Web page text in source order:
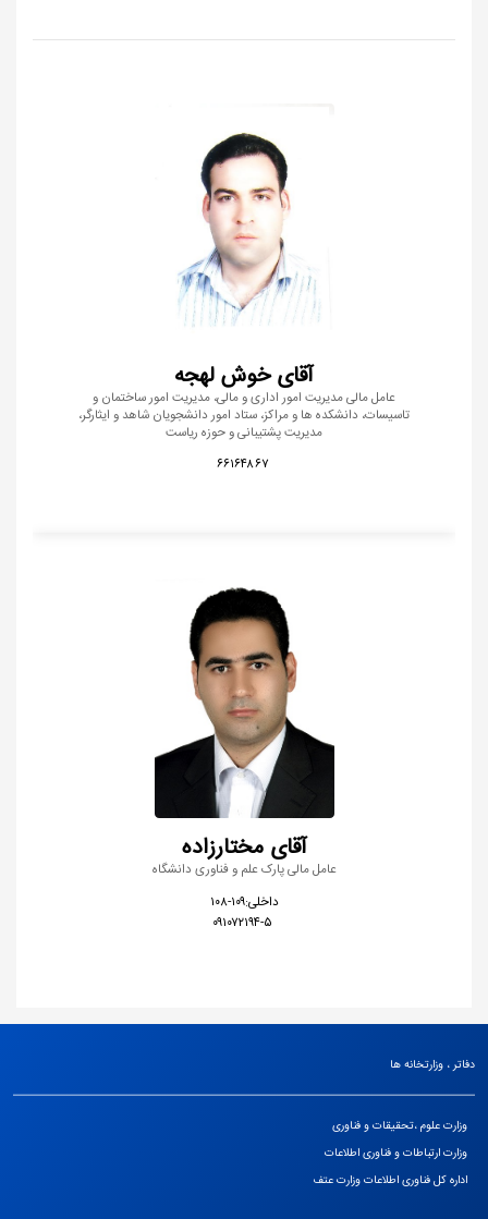
آقای خوش لهجه
عامل مالی مدیریت امور اداری و مالی، مدیریت امور ساختمان و
تاسیسات، دانشکده ها و مراکز، ستاد امور دانشجویان شاهد و ایثارگر،
مدیریت پشتیبانی و حوزه ریاست
آقای مختارزاده
عامل مالی پارک علم و فناوری دانشگاه
داخلی:۱۰۹-۱۰۸
دفاتر ، وزارتخانه ها
وزارت علوم ،تحقیقات و فناوری
وزارت ارتباطات و فناوری اطلاعات
اداره کل فناوری اطلاعات وزارت عتف